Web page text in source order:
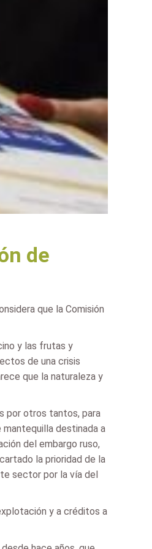
de
que la Comisión
y las frutas y
de una crisis
que la naturaleza y
por otros tantos, para
destinada a
del embargo ruso,
la prioridad de la
sector por la vía del
y a créditos a